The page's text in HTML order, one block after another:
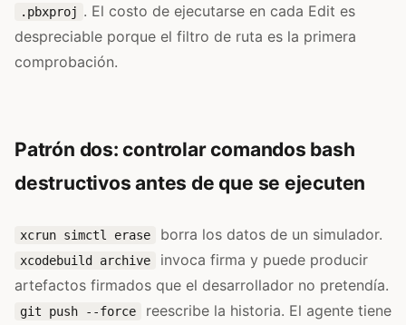
.pbxproj . El costo de ejecutarse en cada Edit es
despreciable porque el filtro de ruta es la primera
comprobación.
Patrón dos: controlar comandos bash
destructivos antes de que se ejecuten
xcrun simctl erase borra los datos de un simulador.
xcodebuild archive
invoca firma y puede producir
artefactos firmados que el desarrollador no pretendía.
git push --force
reescribe la historia. El agente tiene